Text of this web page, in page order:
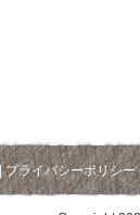
プライバシーポリシー